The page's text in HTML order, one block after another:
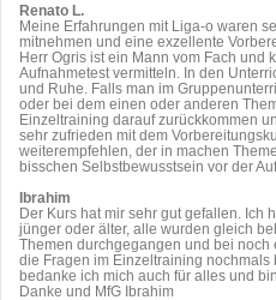
Renato L.
Meine Erfahrungen mit Liga-o waren
mitnehmen und eine exzellente
Herr Ogris ist ein Mann vom Fach und
Aufnahmetest vermitteln. In den
und Ruhe. Falls man im
oder bei dem einen oder anderen
Einzeltraining darauf zurückkommen
sehr zufrieden mit dem
weiterempfehlen, der in machen
bisschen Selbstbewusstsein vor der
Ibrahim
Der Kurs hat mir sehr gut gefallen. Ich
jünger oder älter, alle wurden gleich
Themen durchgegangen und bei
die Fragen im Einzeltraining
bedanke ich mich auch für alles und
Danke und MfG Ibrahim